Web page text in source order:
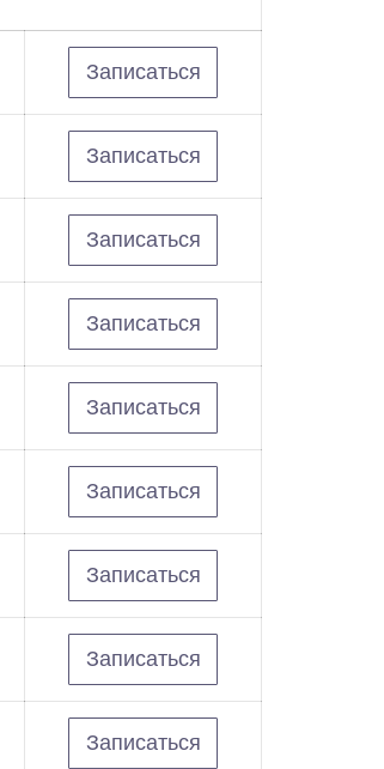
Записаться
Записаться
Записаться
Записаться
Записаться
Записаться
Записаться
Записаться
Записаться